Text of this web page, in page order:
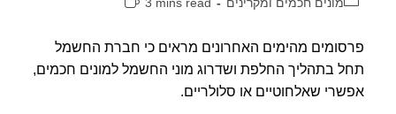
מונים חכמים ומקרינים 3 mins read
מהימים האחרונים מראים כי חברת החשמל
בתהליך החלפת ושדרוג מוני החשמל למונים חכמים,
שאלחוטיים או סלולריים.